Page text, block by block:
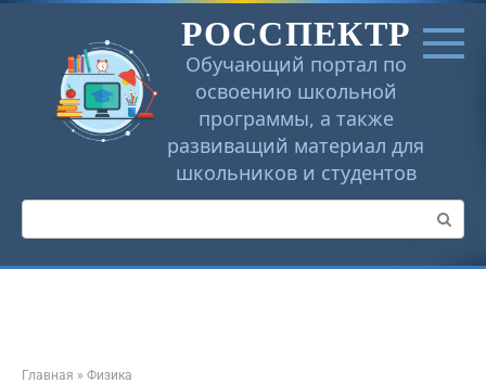
Перейти
РОССПЕКТР
Обучающий портал по
освоению школьной
программы, а также
развиващий материал для
школьников и студентов
Поиск:
Главная » Физика